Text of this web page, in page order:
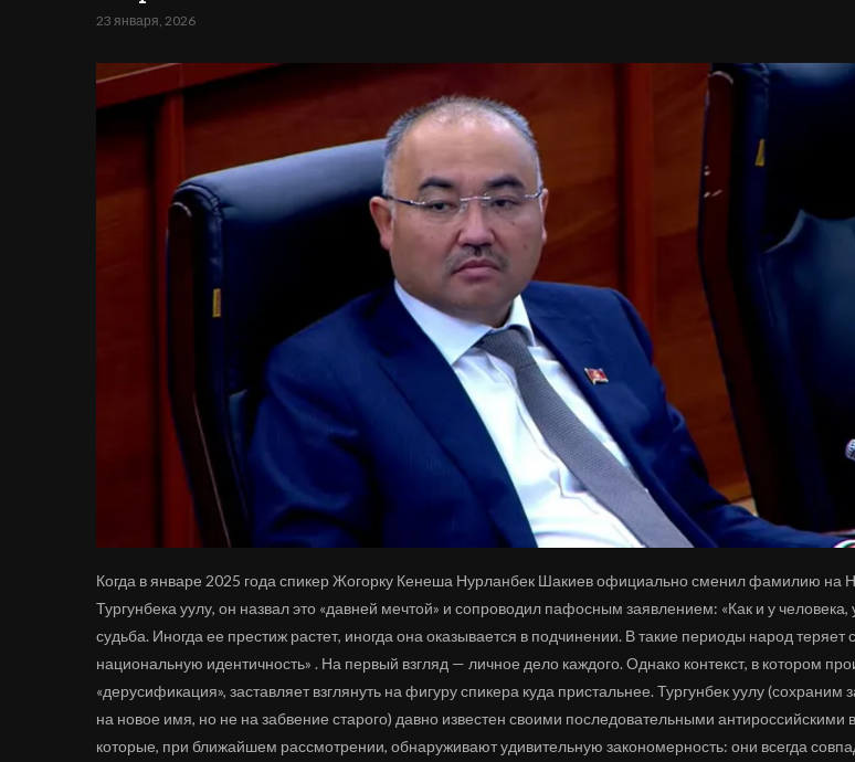
23 января, 2026
Когда в январе 2025 года спикер Жогорку Кенеша Нурланбек Шакиев официально сменил фамилию на
Тургунбека уулу, он назвал это «давней мечтой» и сопроводил пафосным заявлением: «Как и у человека,
судьба. Иногда ее престиж растет, иногда она оказывается в подчинении. В такие периоды народ теряет
национальную идентичность» . На первый взгляд — личное дело каждого. Однако контекст, в котором
«дерусификация», заставляет взглянуть на фигуру спикера куда пристальнее. Тургунбек уулу (сохраним
на новое имя, но не на забвение старого) давно известен своими последовательными антироссийскими
которые, при ближайшем рассмотрении, обнаруживают удивительную закономерность: они всегда